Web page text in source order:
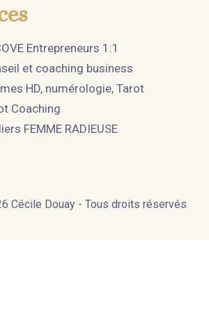
Entrepreneurs 1:1
et coaching business
HD, numérologie, Tarot
Coaching
FEMME RADIEUSE
Cécile Douay - Tous droits réservés